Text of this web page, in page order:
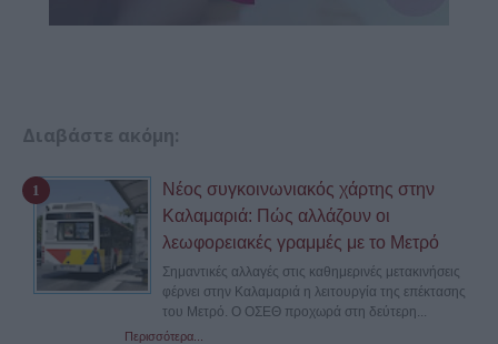
Διαβάστε ακόμη:
Νέος συγκοινωνιακός χάρτης στην
Καλαμαριά: Πώς αλλάζουν οι
λεωφορειακές γραμμές με το Μετρό
Σημαντικές αλλαγές στις καθημερινές μετακινήσεις
φέρνει στην Καλαμαριά η λειτουργία της επέκτασης
του Μετρό. Ο ΟΣΕΘ προχωρά στη δεύτερη...
Περισσότερα...